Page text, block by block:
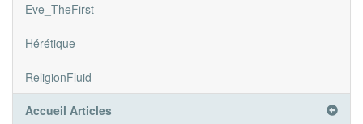
Eve_TheFirst
Hérétique
ReligionFluid
Accueil Articles